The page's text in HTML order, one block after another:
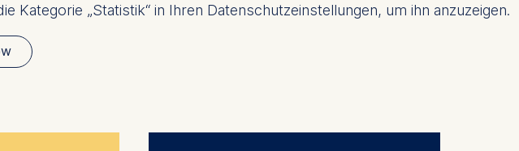
„Statistik“ in Ihren Datenschutzeinstellungen, um ihn anzuzeigen.